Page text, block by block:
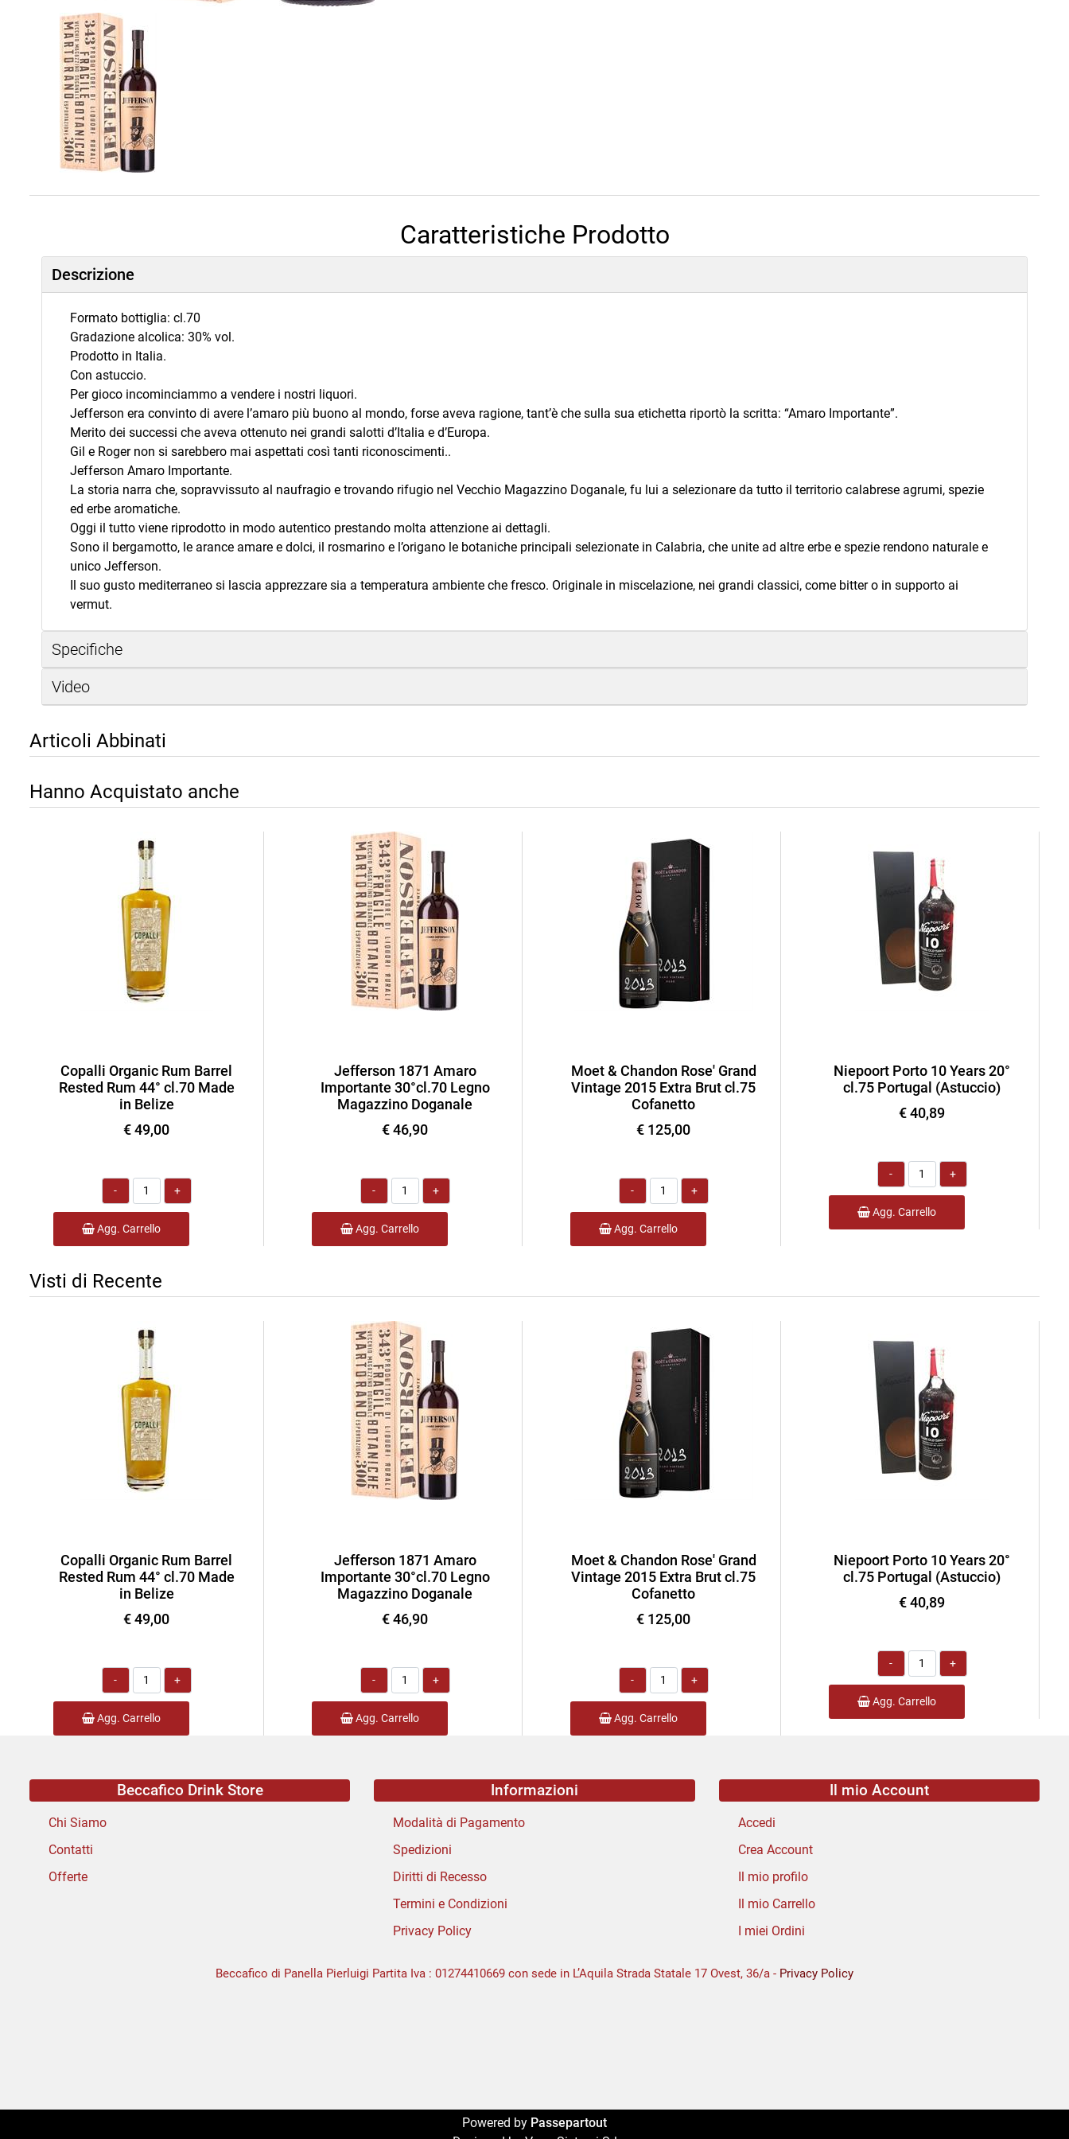
Caratteristiche Prodotto
Descrizione
Formato bottiglia: cl.70
Gradazione alcolica: 30% vol.
Prodotto in Italia.
Con astuccio.
Per gioco incominciammo a vendere i nostri liquori.
Jefferson era convinto di avere l’amaro più buono al mondo, forse aveva ragione, tant’è che sulla sua etichetta riportò la scritta: “Amaro Importante”.
Merito dei successi che aveva ottenuto nei grandi salotti d’Italia e d’Europa.
Gil e Roger non si sarebbero mai aspettati così tanti riconoscimenti..
Jefferson Amaro Importante.
La storia narra che, sopravvissuto al naufragio e trovando rifugio nel Vecchio Magazzino Doganale, fu lui a selezionare da tutto il territorio calabrese agrumi, spezie
ed erbe aromatiche.
Oggi il tutto viene riprodotto in modo autentico prestando molta attenzione ai dettagli.
Sono il bergamotto, le arance amare e dolci, il rosmarino e l’origano le botaniche principali selezionate in Calabria, che unite ad altre erbe e spezie rendono naturale e
unico Jefferson.
Il suo gusto mediterraneo si lascia apprezzare sia a temperatura ambiente che fresco. Originale in miscelazione, nei grandi classici, come bitter o in supporto ai
vermut.
Specifiche
Video
Articoli Abbinati
Hanno Acquistato anche
Copalli Organic Rum Barrel
Rested Rum 44° cl.70 Made
in Belize
€ 49,00
Quantità
Agg. Carrello
Jefferson 1871 Amaro
Importante 30°cl.70 Legno
Magazzino Doganale
€ 46,90
Quantità
Agg. Carrello
Moet & Chandon Rose' Grand
Vintage 2015 Extra Brut cl.75
Cofanetto
€ 125,00
Quantità
Agg. Carrello
Niepoort Porto 10 Years 20°
cl.75 Portugal (Astuccio)
€ 40,89
Quantità
Agg. Carrello
Visti di Recente
Copalli Organic Rum Barrel
Rested Rum 44° cl.70 Made
in Belize
€ 49,00
Quantità
Agg. Carrello
Jefferson 1871 Amaro
Importante 30°cl.70 Legno
Magazzino Doganale
€ 46,90
Quantità
Agg. Carrello
Moet & Chandon Rose' Grand
Vintage 2015 Extra Brut cl.75
Cofanetto
€ 125,00
Quantità
Agg. Carrello
Niepoort Porto 10 Years 20°
cl.75 Portugal (Astuccio)
€ 40,89
Quantità
Agg. Carrello
Beccafico Drink Store
Chi Siamo
Contatti
Offerte
Informazioni
Modalità di Pagamento
Spedizioni
Diritti di Recesso
Termini e Condizioni
Privacy Policy
Il mio Account
Accedi
Crea Account
Il mio profilo
Il mio Carrello
I miei Ordini
Beccafico di Panella Pierluigi Partita Iva : 01274410669 con sede in L’Aquila Strada Statale 17 Ovest, 36/a - Privacy Policy
Powered by Passepartout